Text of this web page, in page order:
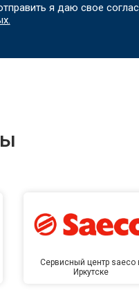
я даю свое
Сервисный центр saeco
Иркутске